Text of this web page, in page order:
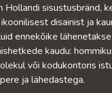
Hollandi sisustusbränd,
disainist ja
ennekõike
kaudu:
või kodukontoris
ja lähedastega.